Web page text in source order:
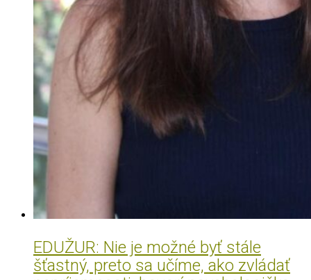
EDUŽUR: Nie je možné byť stále
šťastný, preto sa učíme, ako zvládať